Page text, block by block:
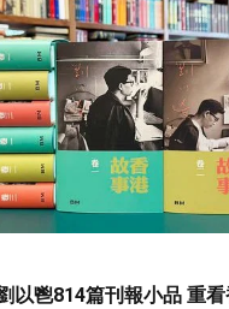
以鬯814篇刊報小品 重